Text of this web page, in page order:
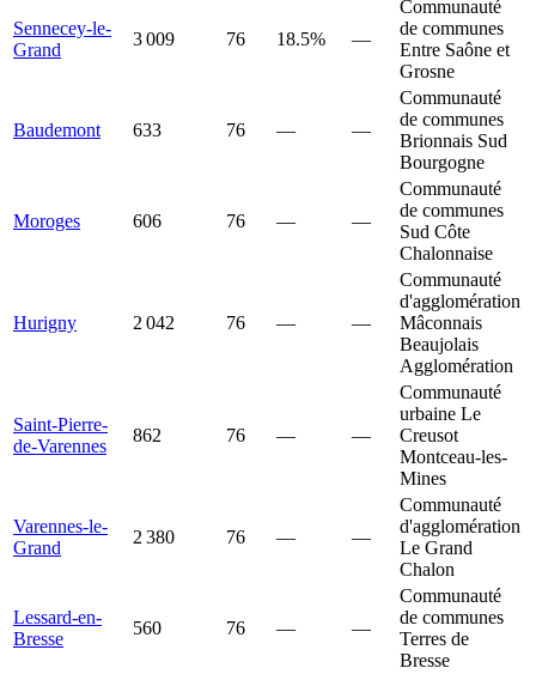
Sennecey-le-
Grand
3 009 76 18.5% —
Communauté
de communes
Entre Saône et
Grosne
Baudemont 633 76 — —
Communauté
de communes
Brionnais Sud
Bourgogne
Moroges 606 76 — —
Communauté
de communes
Sud Côte
Chalonnaise
Hurigny 2 042 76 — —
Communauté
d'agglomération
Mâconnais
Beaujolais
Agglomération
Saint-Pierre-
de-Varennes
862 76 — —
Communauté
urbaine Le
Creusot
Montceau-les-
Mines
Varennes-le-
Grand
2 380 76 — —
Communauté
d'agglomération
Le Grand
Chalon
Lessard-en-
Bresse
560 76 — —
Communauté
de communes
Terres de
Bresse